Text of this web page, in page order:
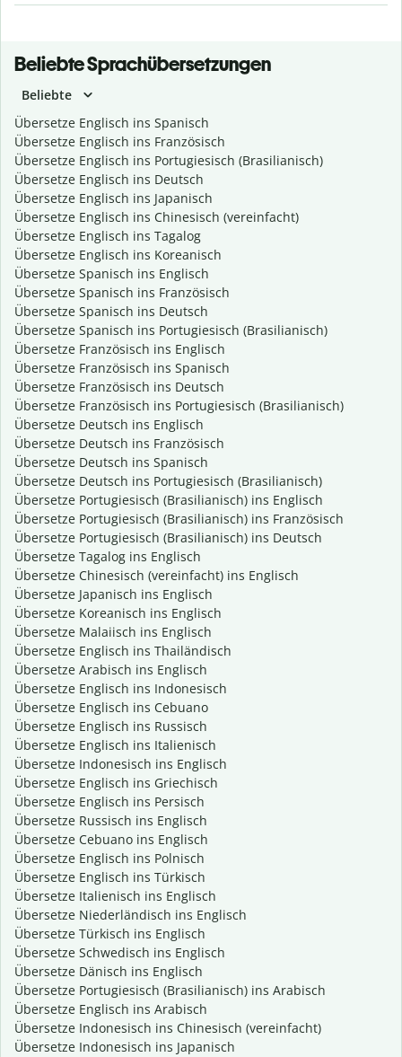
Beliebte Sprachübersetzungen
Beliebte
Übersetze Englisch ins Spanisch
Übersetze Englisch ins Französisch
Übersetze Englisch ins Portugiesisch (Brasilianisch)
Übersetze Englisch ins Deutsch
Übersetze Englisch ins Japanisch
Übersetze Englisch ins Chinesisch (vereinfacht)
Übersetze Englisch ins Tagalog
Übersetze Englisch ins Koreanisch
Übersetze Spanisch ins Englisch
Übersetze Spanisch ins Französisch
Übersetze Spanisch ins Deutsch
Übersetze Spanisch ins Portugiesisch (Brasilianisch)
Übersetze Französisch ins Englisch
Übersetze Französisch ins Spanisch
Übersetze Französisch ins Deutsch
Übersetze Französisch ins Portugiesisch (Brasilianisch)
Übersetze Deutsch ins Englisch
Übersetze Deutsch ins Französisch
Übersetze Deutsch ins Spanisch
Übersetze Deutsch ins Portugiesisch (Brasilianisch)
Übersetze Portugiesisch (Brasilianisch) ins Englisch
Übersetze Portugiesisch (Brasilianisch) ins Französisch
Übersetze Portugiesisch (Brasilianisch) ins Deutsch
Übersetze Tagalog ins Englisch
Übersetze Chinesisch (vereinfacht) ins Englisch
Übersetze Japanisch ins Englisch
Übersetze Koreanisch ins Englisch
Übersetze Malaiisch ins Englisch
Übersetze Englisch ins Thailändisch
Übersetze Arabisch ins Englisch
Übersetze Englisch ins Indonesisch
Übersetze Englisch ins Cebuano
Übersetze Englisch ins Russisch
Übersetze Englisch ins Italienisch
Übersetze Indonesisch ins Englisch
Übersetze Englisch ins Griechisch
Übersetze Englisch ins Persisch
Übersetze Russisch ins Englisch
Übersetze Cebuano ins Englisch
Übersetze Englisch ins Polnisch
Übersetze Englisch ins Türkisch
Übersetze Italienisch ins Englisch
Übersetze Niederländisch ins Englisch
Übersetze Türkisch ins Englisch
Übersetze Schwedisch ins Englisch
Übersetze Dänisch ins Englisch
Übersetze Portugiesisch (Brasilianisch) ins Arabisch
Übersetze Englisch ins Arabisch
Übersetze Indonesisch ins Chinesisch (vereinfacht)
Übersetze Indonesisch ins Japanisch